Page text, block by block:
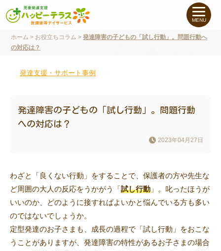
私たちについて
未就学のお子さま（０〜６才）
小学生〜高校生の
ご利用について
MENU
ホーム > お役立ちコラム >発達障害の子どもの「試し行動」。問題行動へ
の対応は？
発達支援・サポート事例
発達障害の子どもの「試し行動」。問題行動
への対応は？
2023年04月27日
わざと「良くない行動」をすることで、保護者の方や先生な
ど周囲の大人の反応をうかがう「試し行動 」。叱ったほうが
いいのか、どのように接すればよいかと悩んでいる方も多い
のではないでしょうか。
定型発達のお子さまも、成長の過程で「試し行動」をおこな
うことがありますが、発達障害の特性があるお子さまの場合